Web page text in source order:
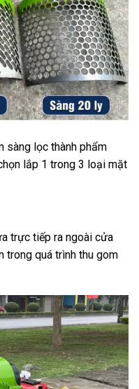
sàng lọc thành phẩm
lắp 1 trong 3 loại mặt
trực tiếp ra ngoài cửa
trong quá trình thu gom